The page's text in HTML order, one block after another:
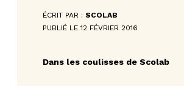
ÉCRIT PAR : SCOLAB
PUBLIÉ LE 12 FÉVRIER 2016
Dans les coulisses de Scolab